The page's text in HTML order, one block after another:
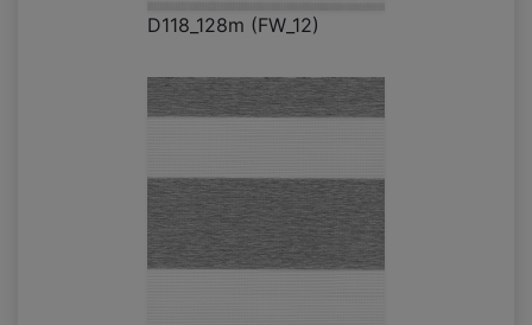
D118_128m (FW_12)